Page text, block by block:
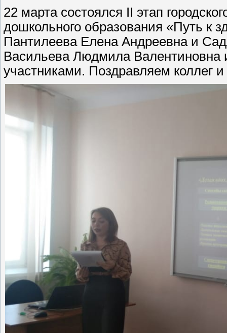
22 марта состоялся II этап
дошкольного образования «Путь к
Пантилеева Елена Андреевна и
Васильева Людмила Валентиновна
участниками. Поздравляем коллег